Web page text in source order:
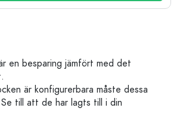
en besparing jämfört med det
är konfigurerbara måste dessa
till att de har lagts till i din